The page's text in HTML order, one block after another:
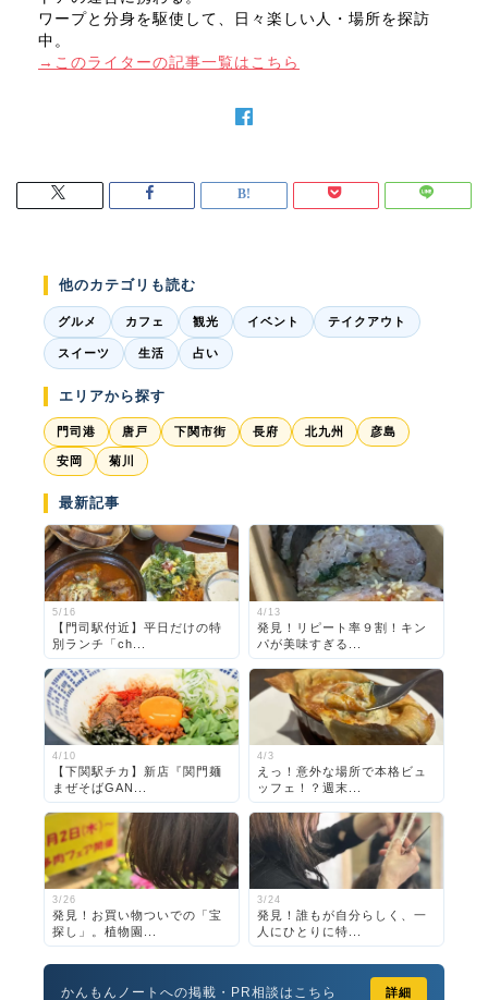
ワープと分身を駆使して、日々楽しい人・場所を探訪
中。
→このライターの記事一覧はこちら
他のカテゴリも読む
グルメ カフェ 観光 イベント テイクアウト
スイーツ 生活 占い
エリアから探す
門司港 唐戸 下関市街 長府 北九州 彦島
安岡 菊川
最新記事
5/16
【門司駅付近】平日だけの特
別ランチ「ch...
4/13
発見！リピート率９割！キン
パが美味すぎる...
4/10
【下関駅チカ】新店『関門麺
まぜそばGAN...
4/3
えっ！意外な場所で本格ビュ
ッフェ！？週末...
3/26
発見！お買い物ついでの「宝
探し」。植物園...
3/24
発見！誰もが自分らしく、一
人にひとりに特...
かんもんノートへの掲載・PR相談はこちら 詳細